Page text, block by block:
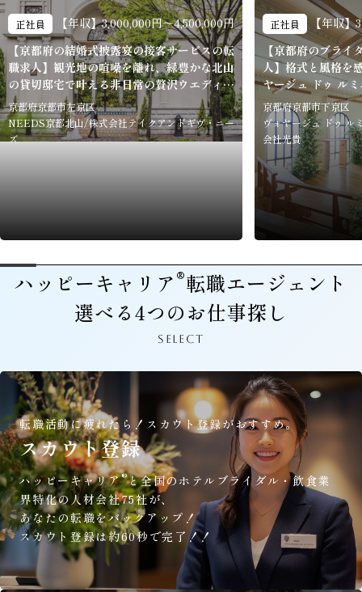
正社員
【年収】3,000,000円〜4,500,000円
【京都府の結婚式披露宴の接客サービスの転
職求人】観光地の喧噪を離れ、緑豊かな北山
の貸切邸宅で叶える非日常の贅沢ウエディン
グ「NEEDS京都北山」
京都府京都市左京区
NEEDS京都北山/株式会社テイクアンドギヴ・ニー
ズ
正社員
【年収
【京都府のブライ
人】格式と風格を
ヤージュ ドゥ ル
京都府京都市下京区
ヴォヤージュ ドゥ ル
会社光貴
ハッピーキャリア®転職エージェント
選べる4つのお仕事探し
SELECT
転職活動に疲れたら！ スカウト登録がおすすめ。
スカウト登録
ハッピーキャリア®と全国のホテルブライダル・飲食業
界特化の人材会社75社が、
あなたの転職をバックアップ！
スカウト登録は約60秒で完了！！